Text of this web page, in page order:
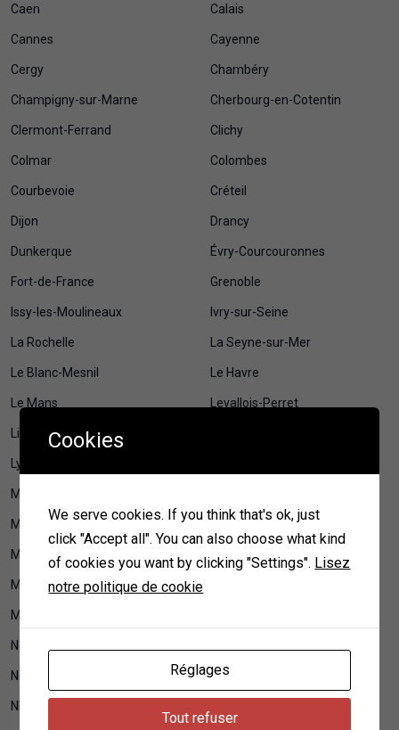
Caen Calais
Cannes Cayenne
Cergy Chambéry
Champigny-sur-Marne Cherbourg-en-Cotentin
Clermont-Ferrand Clichy
Colmar Colombes
Courbevoie Créteil
Dijon Drancy
Dunkerque Évry-Courcouronnes
Fort-de-France Grenoble
Issy-les-Moulineaux Ivry-sur-Seine
La Rochelle La Seyne-sur-Mer
Le Blanc-Mesnil Le Havre
Le Mans Levallois-Perret
Lille
Lyon
Maisons-Alfort
Marseille Mérignac
Metz Montauban
Montpellier
Mulhouse
Nanterre
Neuilly-sur-Seine Nice
Nîmes
Cookies
We serve cookies. If you think that's ok, just
click "Accept all". You can also choose what kind
of cookies you want by clicking "Settings". Lisez
notre politique de cookie
Réglages
Tout refuser